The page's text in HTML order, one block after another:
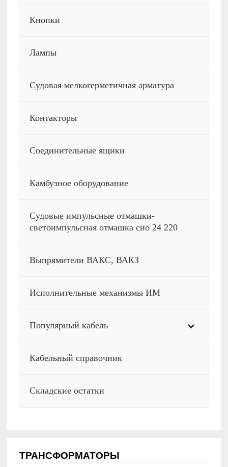
Кнопки
Лампы
Судовая мелкогерметичная арматура
Контакторы
Соединительные ящики
Камбузное оборудование
Судовые импульсные отмашки-
светоимпульсная отмашка сио 24 220
Выпрямители ВАКС, ВАКЗ
Исполнительные механизмы ИМ
Популярный кабель
Кабельный справочник
Складские остатки
ТРАНСФОРМАТОРЫ